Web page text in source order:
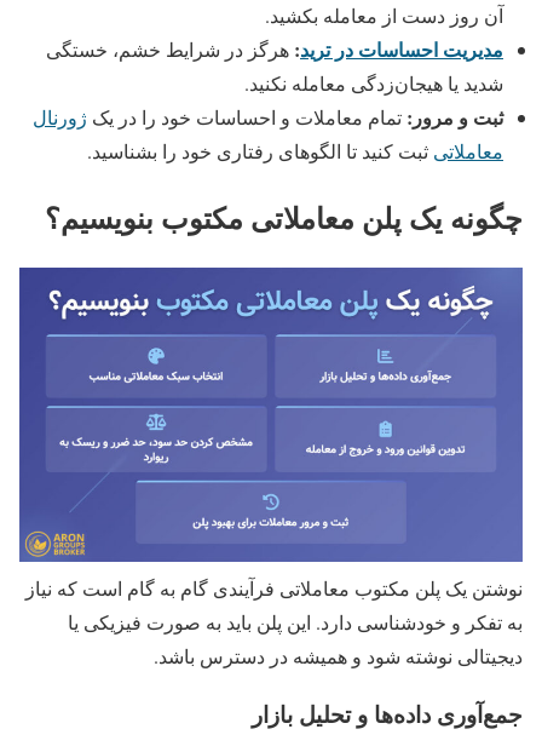
آن روز دست از معامله بکشید.
مدیریت احساسات در ترید: هرگز در شرایط خشم، خستگی
شدید یا هیجان‌زدگی معامله نکنید.
ثبت و مرور: تمام معاملات و احساسات خود را در یک ژورنال
معاملاتی ثبت کنید تا الگوهای رفتاری خود را بشناسید.
چگونه یک پلن معاملاتی مکتوب بنویسیم؟
نوشتن یک پلن مکتوب معاملاتی فرآیندی گام‌ به‌ گام است که نیاز
به تفکر و خودشناسی دارد. این پلن باید به صورت فیزیکی یا
دیجیتالی نوشته شود و همیشه در دسترس باشد.
جمع‌آوری داده‌ها و تحلیل بازار